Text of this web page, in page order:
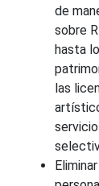
de
sobre
hasta
las